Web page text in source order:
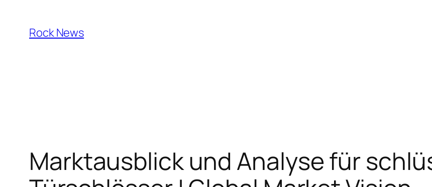
content
Rock News
Marktausblick und Analyse für